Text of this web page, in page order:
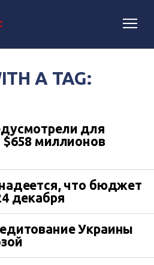
A TAG:
для
миллионов
что бюджет
декабря
Украины